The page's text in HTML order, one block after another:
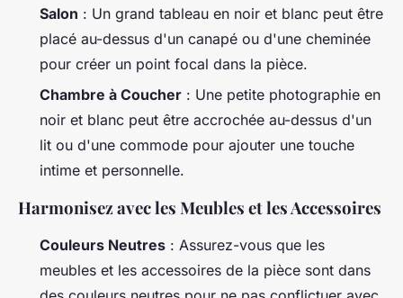
Salon : Un grand tableau en noir et blanc peut être
placé au-dessus d'un canapé ou d'une cheminée
pour créer un point focal dans la pièce.
Chambre à Coucher : Une petite photographie en
noir et blanc peut être accrochée au-dessus d'un
lit ou d'une commode pour ajouter une touche
intime et personnelle.
Harmonisez avec les Meubles et les Accessoires
Couleurs Neutres : Assurez-vous que les
meubles et les accessoires de la pièce sont dans